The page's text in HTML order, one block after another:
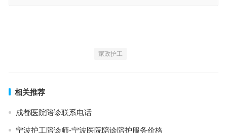
家政护工
相关推荐
成都医院陪诊联系电话
宁波护工陪诊师-宁波医院陪诊陪护服务价格